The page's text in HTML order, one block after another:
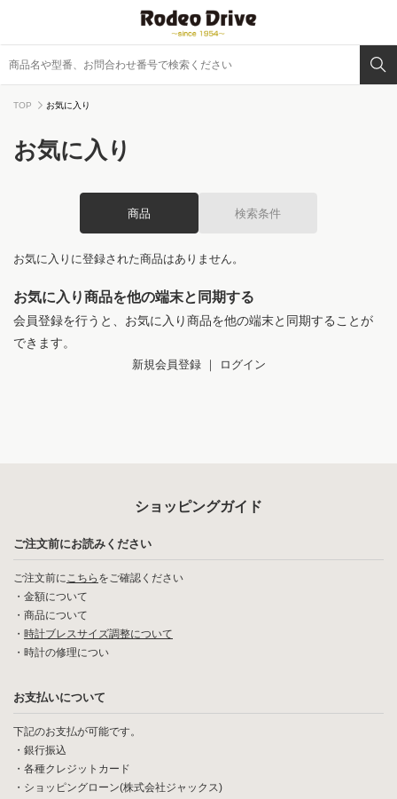
TOP お気に入り
お気に入り
商品 検索条件
お気に入りに登録された商品はありません。
お気に入り商品を他の端末と同期する
会員登録を行うと、お気に入り商品を他の端末と同期することが
できます。
新規会員登録｜ ログイン
ショッピングガイド
ご注文前にお読みください
ご注文前にこちら をご確認ください
・ 金額について
・ 商品について
・ 時計ブレスサイズ調整について
・ 時計の修理につい
お支払いについて
下記のお支払が可能です。
・銀行振込
・各種クレジットカード
・ショッピングローン(株式会社ジャックス)